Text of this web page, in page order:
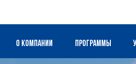
О компании Программы